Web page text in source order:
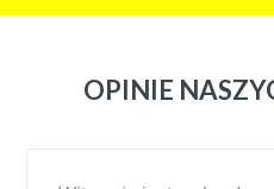
OPINIE